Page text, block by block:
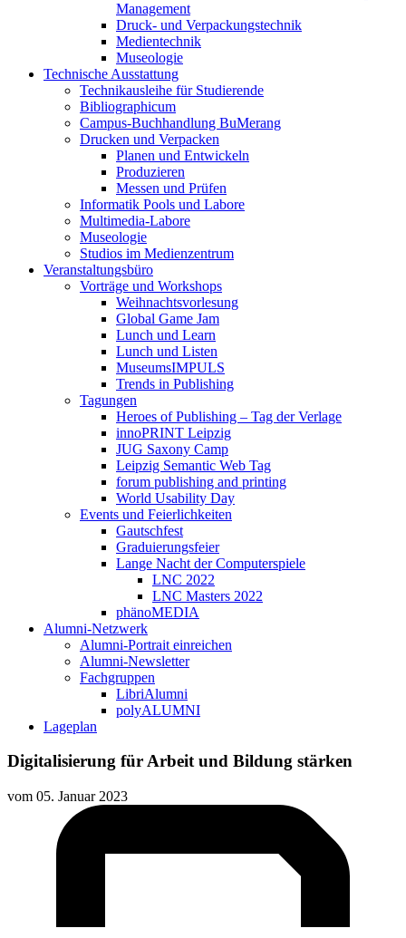
Management
Druck- und Verpackungstechnik
Medientechnik
Museologie
Technische Ausstattung
Technikausleihe für Studierende
Bibliographicum
Campus-Buchhandlung BuMerang
Drucken und Verpacken
Planen und Entwickeln
Produzieren
Messen und Prüfen
Informatik Pools und Labore
Multimedia-Labore
Museologie
Studios im Medienzentrum
Veranstaltungsbüro
Vorträge und Workshops
Weihnachtsvorlesung
Global Game Jam
Lunch und Learn
Lunch und Listen
MuseumsIMPULS
Trends in Publishing
Tagungen
Heroes of Publishing – Tag der Verlage
innoPRINT Leipzig
JUG Saxony Camp
Leipzig Semantic Web Tag
forum publishing and printing
World Usability Day
Events und Feierlichkeiten
Gautschfest
Graduierungsfeier
Lange Nacht der Computerspiele
LNC 2022
LNC Masters 2022
phänoMEDIA
Alumni-Netzwerk
Alumni-Portrait einreichen
Alumni-Newsletter
Fachgruppen
LibriAlumni
polyALUMNI
Lageplan
Digitalisierung für Arbeit und Bildung stärken
vom 05. Januar 2023